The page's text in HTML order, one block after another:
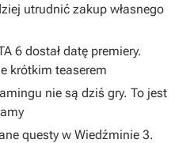
utrudnić zakup własnego
6 dostał datę premiery.
krótkim teaserem
nie są dziś gry. To jest
questy w Wiedźminie 3.